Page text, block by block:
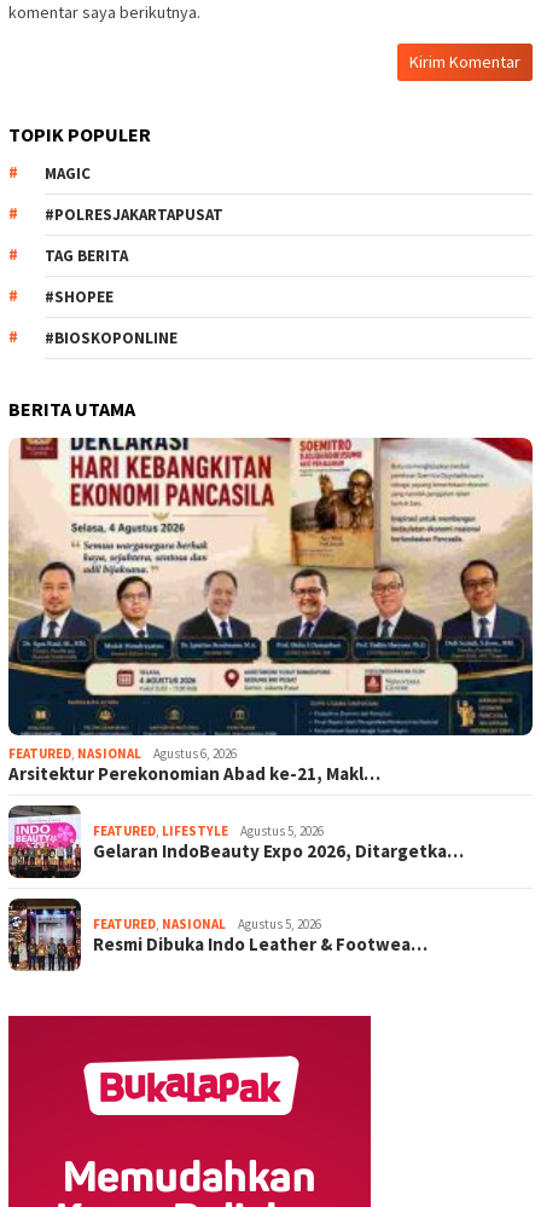
komentar saya berikutnya.
TOPIK POPULER
MAGIC
#POLRESJAKARTAPUSAT
TAG BERITA
#SHOPEE
#BIOSKOPONLINE
BERITA UTAMA
FEATURED, NASIONAL Agustus 6, 2026
Arsitektur Perekonomian Abad ke-21, Makl…
FEATURED, LIFESTYLE Agustus 5, 2026
Gelaran IndoBeauty Expo 2026, Ditargetka…
FEATURED, NASIONAL Agustus 5, 2026
Resmi Dibuka Indo Leather & Footwea…